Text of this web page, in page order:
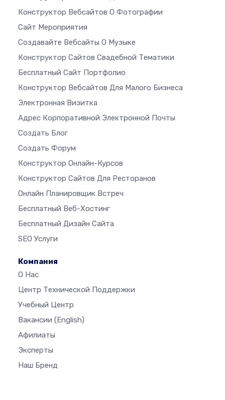
Конструктор Вебсайтов О Фотографии
Сайт Мероприятия
Создавайте Вебсайты О Музыке
Конструктор Сайтов Свадебной Тематики
Бесплатный Сайт Портфолио
Конструктор Вебсайтов Для Малого Бизнеса
Электронная Визитка
Адрес Корпоративной Электронной Почты
Создать Блог
Создать Форум
Конструктор Онлайн-Курсов
Конструктор Сайтов Для Ресторанов
Онлайн Планировщик Встреч
Бесплатный Веб-Хостинг
Бесплатный Дизайн Сайта
SEO Услуги
Компания
О Нас
Центр Технической Поддержки
Учебный Центр
Вакансии (English)
Афилиаты
Эксперты
Наш Бренд